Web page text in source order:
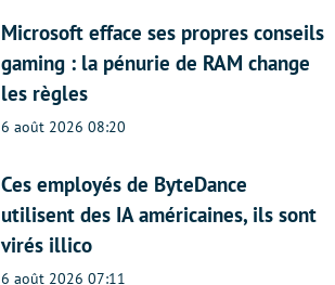
Microsoft efface ses propres conseils
gaming : la pénurie de RAM change
les règles
6 août 2026 08:20
Ces employés de ByteDance
utilisent des IA américaines, ils sont
virés illico
6 août 2026 07:11